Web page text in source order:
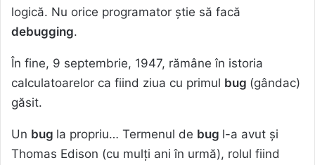
logică. Nu orice programator știe să facă
debugging.
În fine, 9 septembrie, 1947, rămâne în istoria
calculatoarelor ca fiind ziua cu primul bug (gândac)
găsit.
Un bug la propriu… Termenul de bug l-a avut și
Thomas Edison (cu mulți ani în urmă), rolul fiind